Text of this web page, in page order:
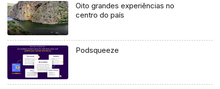
Oito grandes experiências no
centro do país
Podsqueeze